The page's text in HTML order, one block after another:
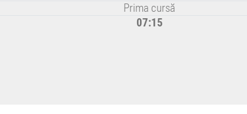
Prima cursă
07:15